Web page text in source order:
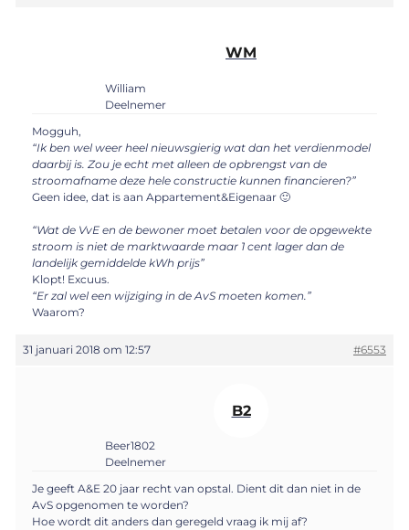
WM
William
Deelnemer
Mogguh,
“Ik ben wel weer heel nieuwsgierig wat dan het verdienmodel
daarbij is. Zou je echt met alleen de opbrengst van de
stroomafname deze hele constructie kunnen financieren?”
Geen idee, dat is aan Appartement&Eigenaar 🙂
“Wat de VvE en de bewoner moet betalen voor de opgewekte
stroom is niet de marktwaarde maar 1 cent lager dan de
landelijk gemiddelde kWh prijs”
Klopt! Excuus.
“Er zal wel een wijziging in de AvS moeten komen.”
Waarom?
31 januari 2018 om 12:57 #6553
B2
Beer1802
Deelnemer
Je geeft A&E 20 jaar recht van opstal. Dient dit dan niet in de
AvS opgenomen te worden?
Hoe wordt dit anders dan geregeld vraag ik mij af?